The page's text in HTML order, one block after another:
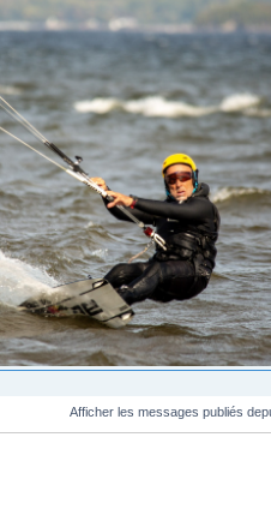
Afficher les messages publiés